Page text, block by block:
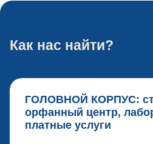
Как нас найти?
ГОЛОВНОЙ КОРПУС:
орфанный центр,
платные услуги